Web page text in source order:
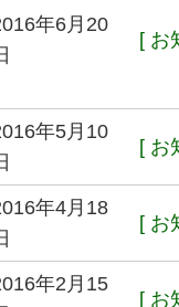
年6月20
[ お
年5月10
[ お
年4月18
[ お
年2月15
[ お